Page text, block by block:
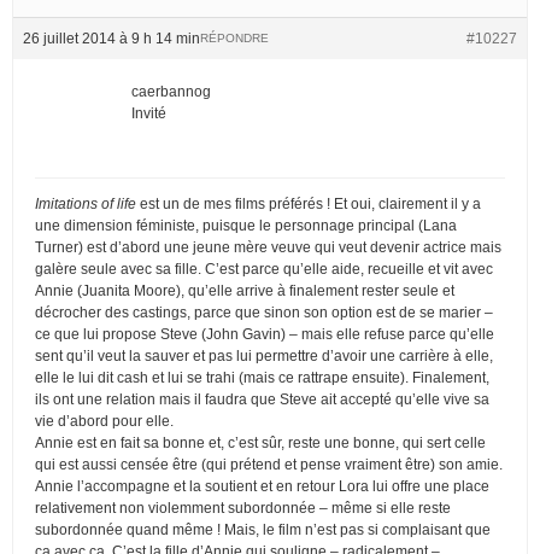
26 juillet 2014 à 9 h 14 min #10227
RÉPONDRE
caerbannog
Invité
Imitations of life est un de mes films préférés ! Et oui, clairement il y a
une dimension féministe, puisque le personnage principal (Lana
Turner) est d’abord une jeune mère veuve qui veut devenir actrice mais
galère seule avec sa fille. C’est parce qu’elle aide, recueille et vit avec
Annie (Juanita Moore), qu’elle arrive à finalement rester seule et
décrocher des castings, parce que sinon son option est de se marier –
ce que lui propose Steve (John Gavin) – mais elle refuse parce qu’elle
sent qu’il veut la sauver et pas lui permettre d’avoir une carrière à elle,
elle le lui dit cash et lui se trahi (mais ce rattrape ensuite). Finalement,
ils ont une relation mais il faudra que Steve ait accepté qu’elle vive sa
vie d’abord pour elle.
Annie est en fait sa bonne et, c’est sûr, reste une bonne, qui sert celle
qui est aussi censée être (qui prétend et pense vraiment être) son amie.
Annie l’accompagne et la soutient et en retour Lora lui offre une place
relativement non violemment subordonnée – même si elle reste
subordonnée quand même ! Mais, le film n’est pas si complaisant que